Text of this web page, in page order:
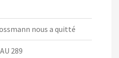
nous a quitté
289